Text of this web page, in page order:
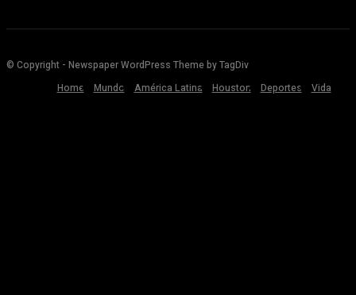
© Copyright - Newspaper WordPress Theme by TagDiv
Home
Mundo América Latina Houston Deportes Vida